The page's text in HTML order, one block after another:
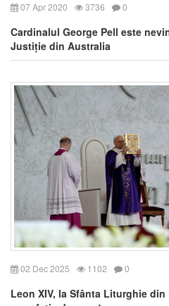
07 Apr 2020 3736 0
Cardinalul George Pell este
Justiție din Australia
02 Dec 2025 1102 0
Leon XIV, la Sfânta Liturghie